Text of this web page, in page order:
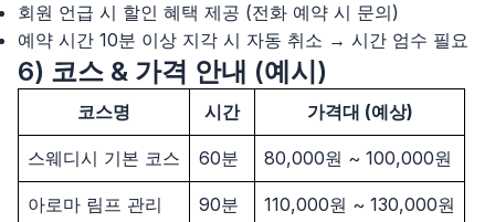
회원 언급 시 할인 혜택 제공 (전화 예약 시 문의)
예약 시간 10분 이상 지각 시 자동 취소 → 시간 엄수 필요
6) 코스 & 가격 안내 (예시)
코스명 시간 가격대 (예상)
스웨디시 기본 코스 60분 80,000원 ~ 100,000원
아로마 림프 관리 90분 110,000원 ~ 130,000원